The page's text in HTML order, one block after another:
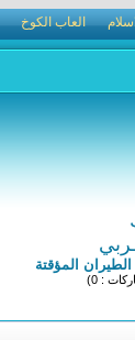
العاب الكوخ
المؤقتة
: 0)